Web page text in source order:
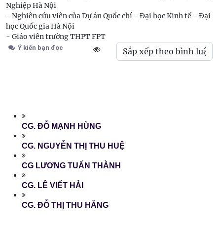
Nghiệp Hà Nội
- Nghiên cứu viên của Dự án Quốc chí - Đại học Kinh tế - Đại
học Quốc gia Hà Nội
- Giáo viên trường THPT FPT
Ý kiến bạn đọc
CG. ĐỖ MẠNH HÙNG
CG. NGUYỄN THỊ THU HUỆ
CG LƯƠNG TUẤN THÀNH
CG. LÊ VIẾT HẢI
CG. ĐỖ THỊ THU HẰNG